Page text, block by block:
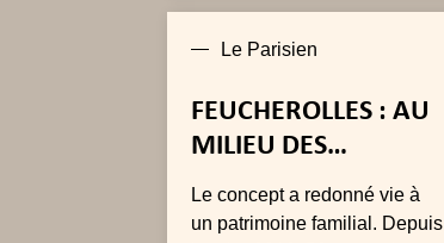
Le Parisien
FEUCHEROLLES : AU
MILIEU DES
CHAMPS, LA
PÉPINIÈRE
Le concept a redonné vie à
un patrimoine familial. Depuis